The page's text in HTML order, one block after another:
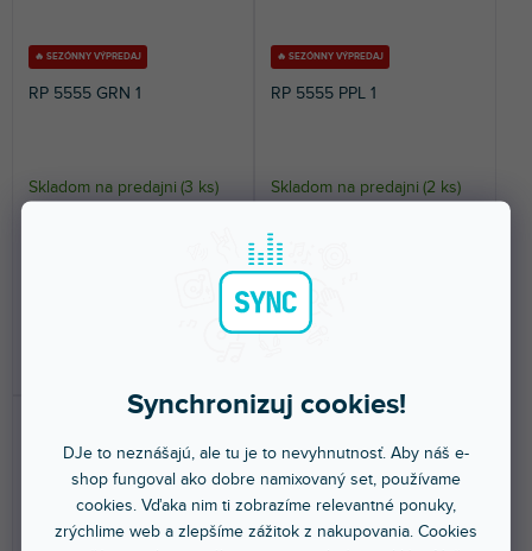
Synchronizuj cookies!
DJe to neznášajú, ale tu je to nevyhnutnosť. Aby náš e-
shop fungoval ako dobre namixovaný set, používame
cookies. Vďaka nim ti zobrazíme relevantné ponuky,
zrýchlime web a zlepšíme zážitok z nakupovania. Cookies
🔥 SEZÓNNY VÝPREDAJ
RP 5555 GRN 1
Skladom na predajni (3 ks)
🔥 SEZÓNNY VÝPREDAJ
RP 5555 PPL 1
Skladom na predajni (2 ks)
4,09 €
Gravity Ring Pack, fialová.